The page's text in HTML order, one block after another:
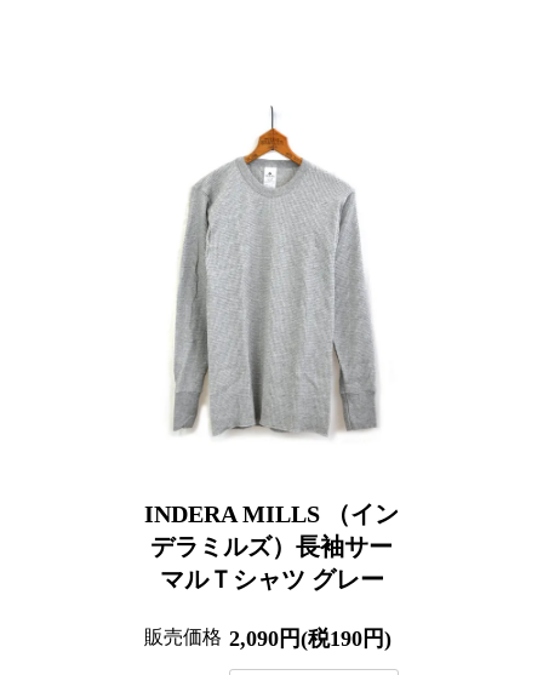
INDERA MILLS （イン
デラミルズ）長袖サー
マルＴシャツ グレー
販売価格 2,090円(税190円)